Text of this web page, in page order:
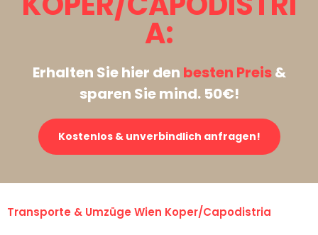
A:
Erhalten Sie hier den besten Preis&
sparen Sie mind. 50€!
Kostenlos & unverbindlich anfragen!
Transporte & Umzüge Wien Koper/Capodistria